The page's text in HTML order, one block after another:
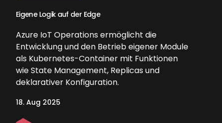
Eigene Logik auf der Edge
Azure IoT Operations ermöglicht die
Entwicklung und den Betrieb eigener Module
als Kubernetes-Container mit Funktionen
wie State Management, Replicas und
deklarativer Konfiguration.
18. Aug 2025